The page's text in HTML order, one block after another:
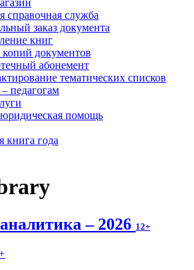
справочная служба
заказ документа
книг
копий документов
абонемент
тематических списков
педагогам
юридическая помощь
книга года
– 2026 12+